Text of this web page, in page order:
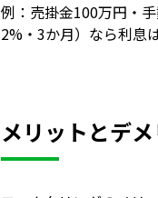
例：売掛金100万円・
2%・3か月）なら利息
メリットとデ